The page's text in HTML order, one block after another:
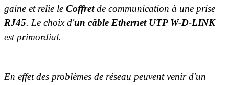
gaine et relie le Coffretde communication à une prise
RJ45. Le choix d'un câble Ethernet UTP W-D-LINK
est primordial.
En effet des problèmes de réseau peuvent venir d'un